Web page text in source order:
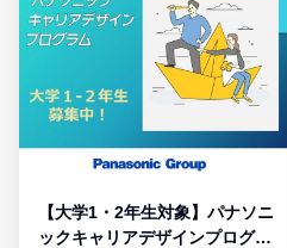
【大学1・2年生対象】パナソニ
ックキャリアデザインプログラ